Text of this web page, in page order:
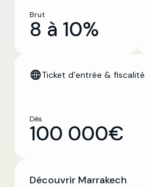
Brut
8 à 10%
Ticket d’entrée & fiscalité
Dès
100 000€
Découvrir Marrakech